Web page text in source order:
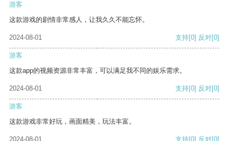
游客
这款游戏的剧情非常感人，让我久久不能忘怀。
2024-08-01 支持[0] 反对[0]
游客
这款app的视频资源非常丰富，可以满足我不同的娱乐需求。
2024-08-01 支持[0] 反对[0]
游客
这款游戏非常好玩，画面精美，玩法丰富。
2024-08-01 支持[0] 反对[0]